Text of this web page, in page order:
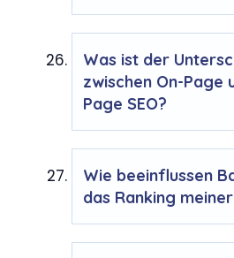
Was ist der
zwischen On-Page
Page SEO?
Wie beeinflussen
das Ranking